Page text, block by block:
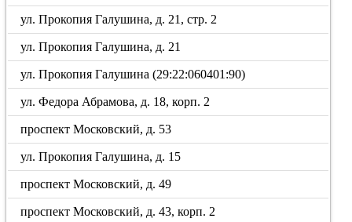
ул. Прокопия Галушина, д. 21, стр. 2
ул. Прокопия Галушина, д. 21
ул. Прокопия Галушина (29:22:060401:90)
ул. Федора Абрамова, д. 18, корп. 2
проспект Московский, д. 53
ул. Прокопия Галушина, д. 15
проспект Московский, д. 49
проспект Московский, д. 43, корп. 2